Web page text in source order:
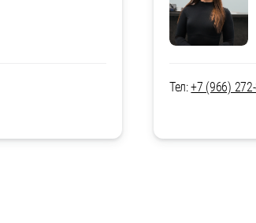
Тел:+7 (966)